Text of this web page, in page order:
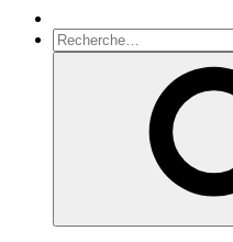
Recherche
pour